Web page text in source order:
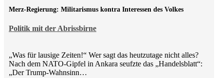
Politik mit der Abrissbirne
Merz-Regierung: Militarismus kontra Inte­ressen des Volkes
„Was für lausige Zeiten!“ Wer sagt das heutzutage nicht alles?
Nach dem NATO-Gipfel in Ankara seufzte das „Handelsblatt“:
„Der Trump-Wahnsinn…